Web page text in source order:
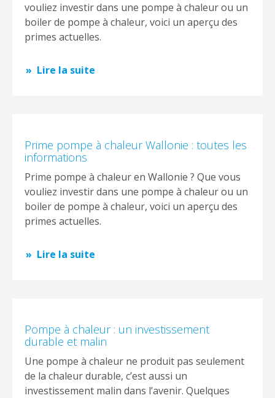
vouliez investir dans une pompe à chaleur ou un
boiler de pompe à chaleur, voici un aperçu des
primes actuelles.
Lire la suite
Prime pompe à chaleur Wallonie : toutes les
informations
Prime pompe à chaleur en Wallonie ? Que vous
vouliez investir dans une pompe à chaleur ou un
boiler de pompe à chaleur, voici un aperçu des
primes actuelles.
Lire la suite
Pompe à chaleur : un investissement
durable et malin
Une pompe à chaleur ne produit pas seulement
de la chaleur durable, c’est aussi un
investissement malin dans l’avenir. Quelques